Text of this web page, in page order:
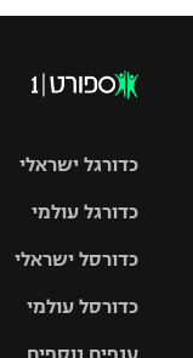
כדורגל ישראלי
גביע הטוטו
כדורגל עולמי
האלופות
כדורסל ישראלי
סל
כדורסל עולמי